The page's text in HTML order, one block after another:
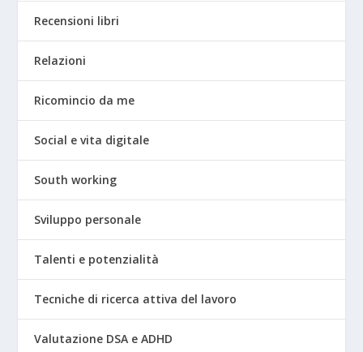
Recensioni libri
Relazioni
Ricomincio da me
Social e vita digitale
South working
Sviluppo personale
Talenti e potenzialità
Tecniche di ricerca attiva del lavoro
Valutazione DSA e ADHD